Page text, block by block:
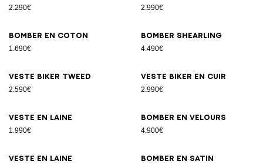
2.290€ 2.990€
Bomber en coton
1.690€
Bomber shearling
4.490€
Veste biker tweed
2.590€
Veste biker en cuir
2.990€
Veste en laine
1.990€
Bomber en velours
4.900€
Veste en laine Bomber en satin